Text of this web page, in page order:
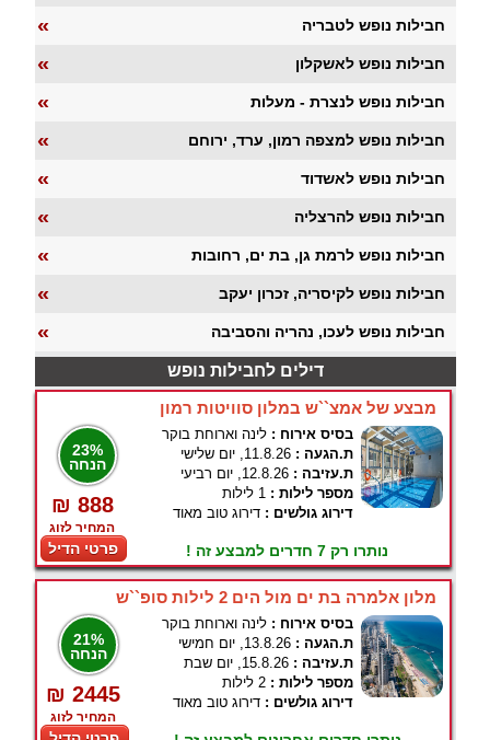
« חבילות נופש לטבריה
« חבילות נופש לאשקלון
« חבילות נופש לנצרת - מעלות
« חבילות נופש למצפה רמון, ערד, ירוחם
« חבילות נופש לאשדוד
« חבילות נופש להרצליה
« חבילות נופש לרמת גן, בת ים, רחובות
« חבילות נופש לקיסריה, זכרון יעקב
« חבילות נופש לעכו, נהריה והסביבה
דילים לחבילות נופש
מבצע של אמצ``ש במלון סוויטות רמון
23%
הנחה
₪ 888
המחיר לזוג
פרטי הדיל
בסיס אירוח : לינה וארוחת בוקר
ת.הגעה : 11.8.26, יום שלישי
ת.עזיבה : 12.8.26, יום רביעי
מספר לילות : 1 לילות
דירוג גולשים : דירוג טוב מאוד
נותרו רק 7 חדרים למבצע זה !
מלון אלמרה בת ים מול הים 2 לילות סופ``ש
21%
הנחה
₪ 2445
המחיר לזוג
בסיס אירוח : לינה וארוחת בוקר
ת.הגעה : 13.8.26, יום חמישי
ת.עזיבה : 15.8.26, יום שבת
מספר לילות : 2 לילות
דירוג גולשים : דירוג טוב מאוד